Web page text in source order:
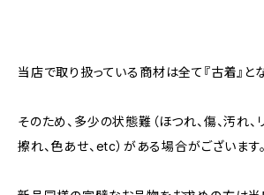
当店で取り扱っている商材は全て『古着』とな
そのため、多少の状態難（ほつれ、傷、汚れ、
擦れ、色あせ、etc）がある場合がございます。